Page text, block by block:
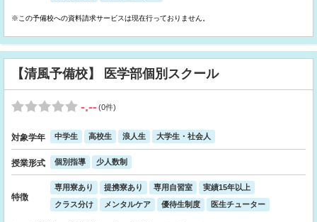
※この予備校への資料請求サービスは現在行っておりません。
【清風予備校】 医学部個別スクール
-.--(0件)
対象学年 中学生 高校生 浪人生 大学生・社会人
授業形式 個別指導 少人数制
特徴
専用寮あり 提携寮あり 専用自習室
実績15年以上
クラス分け
メンタルケア 優待生制度 医生チューター